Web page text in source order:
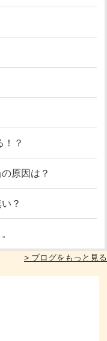
！？
原因は？
？
> ブログをもっと見る